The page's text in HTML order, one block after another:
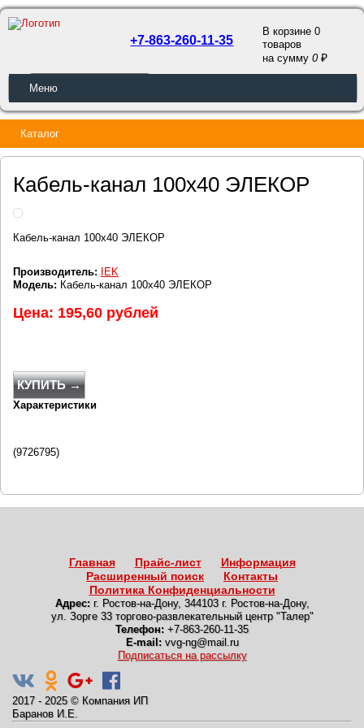
ОБРАТНЫЙ ЗВОНОК
+7-863-260-11-35
В корзине 0
товаров
на сумму0
Меню
Каталог
Кабель-канал 100х40 ЭЛЕКОР
Кабель-канал 100х40 ЭЛЕКОР
Производитель:
IEK
Модель: Кабель-канал 100х40 ЭЛЕКОР
Цена: 195,60 рублей
КУПИТЬ →
Характеристики
(9726795)
Главная Прайс-лист
Информация
Расширенный поиск
Контакты
Политика Конфиденциальности
Адрес: г. Ростов-на-Дону, 344103 г. Ростов-на-Дону,
ул. Зорге 33 торгово-развлекательный центр "Талер"
Телефон: +7-863-260-11-35
E-mail: vvg-ng@mail.ru
Подписаться на рассылку
2017 - 2025 © Компания ИП
Баранов И.Е.